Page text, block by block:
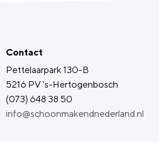
Contact
Pettelaarpark 130-B
5216 PV 's-Hertogenbosch
(073) 648 38 50
info@schoonmakendnederland.nl